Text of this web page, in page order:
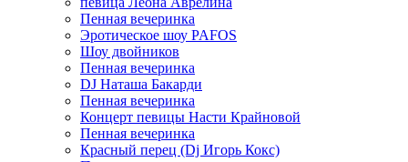
Пенная вечеринка
Эротическое шоу PAFOS
Шоу двойников
Пенная вечеринка
DJ Наташа Бакарди
Пенная вечеринка
Концерт певицы Насти Крайновой
Пенная вечеринка
Красный перец (Dj Игорь Кокс)